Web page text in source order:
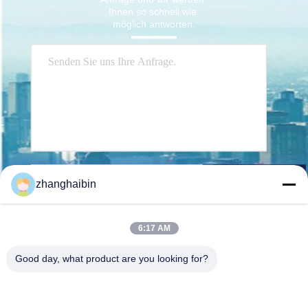
Ihnen so schnell wie
möglich antworten.
Senden Sie
zhanghaibin
6:17 AM
Good day, what product are you looking for?